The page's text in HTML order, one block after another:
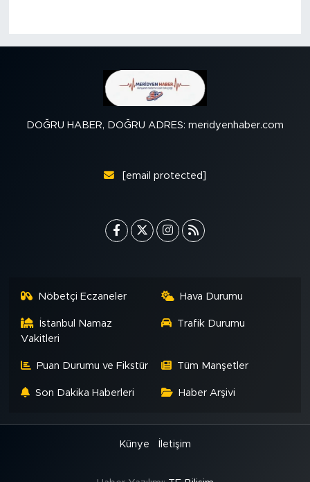
DOĞRU HABER, DOĞRU ADRES: meridyenhaber.com
[email protected]
Nöbetçi Eczaneler Hava Durumu
İstanbul Namaz
Vakitleri
Trafik Durumu
Puan Durumu ve Fikstür Tüm Manşetler
Son Dakika Haberleri Haber Arşivi
Künye İletişim